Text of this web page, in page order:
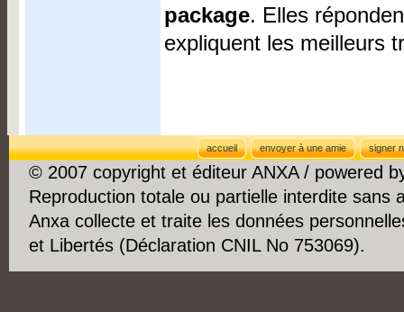
package. Elles
expliquent les meilleurs
accueil envoyer à une amie signer
© 2007 copyright et éditeur ANXA / powered
Reproduction totale ou partielle interdite sans
Anxa collecte et traite les données
et Libertés (Déclaration CNIL No 753069).